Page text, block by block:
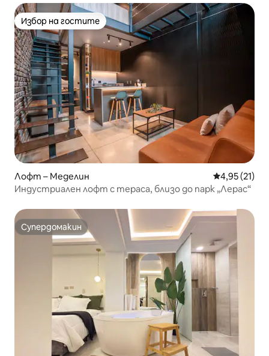
Избор на гостите
Избор на гостите
Лофт – Меделин Средна
4,95 (21)
Индустриален лофт с тераса, близо до парк „Лерас“
Супердомакин
Супердомакин